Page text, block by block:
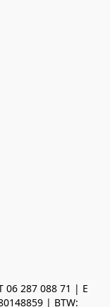
06 287 088 71 | E
| BTW: